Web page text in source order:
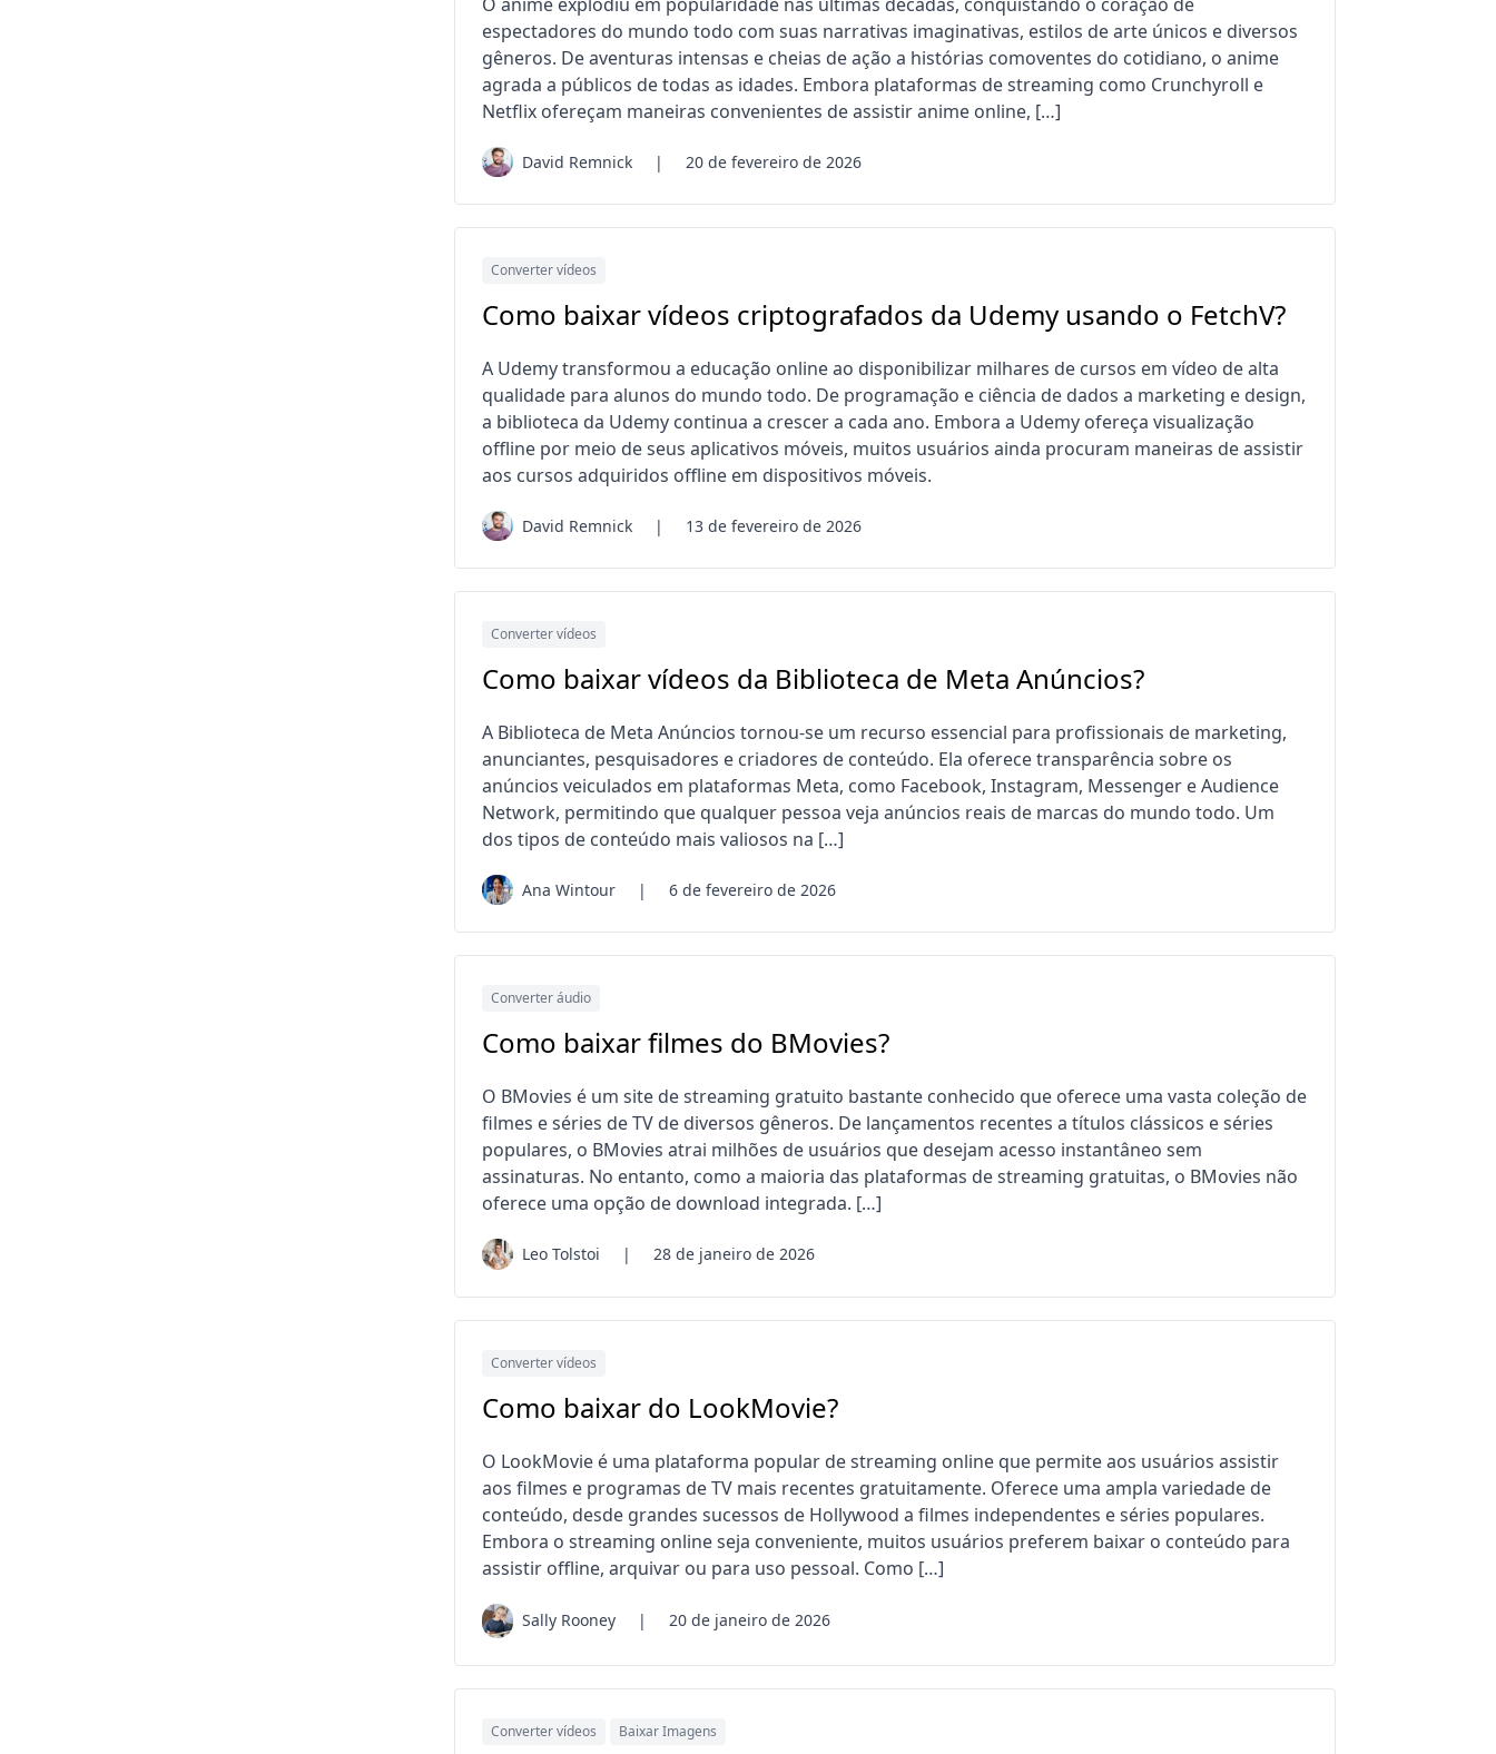
espectadores do mundo todo com suas narrativas imaginativas, estilos de arte únicos e diversos
gêneros. De aventuras intensas e cheias de ação a histórias comoventes do cotidiano, o anime
agrada a públicos de todas as idades. Embora plataformas de streaming como Crunchyroll e
Netflix ofereçam maneiras convenientes de assistir anime online, […]
David Remnick | 20 de fevereiro de 2026
Converter vídeos
Como baixar vídeos criptografados da Udemy usando o FetchV?
A Udemy transformou a educação online ao disponibilizar milhares de cursos em vídeo de alta
qualidade para alunos do mundo todo. De programação e ciência de dados a marketing e design,
a biblioteca da Udemy continua a crescer a cada ano. Embora a Udemy ofereça visualização
offline por meio de seus aplicativos móveis, muitos usuários ainda procuram maneiras de assistir
aos cursos adquiridos offline em dispositivos móveis.
David Remnick | 13 de fevereiro de 2026
Converter vídeos
Como baixar vídeos da Biblioteca de Meta Anúncios?
A Biblioteca de Meta Anúncios tornou-se um recurso essencial para profissionais de marketing,
anunciantes, pesquisadores e criadores de conteúdo. Ela oferece transparência sobre os
anúncios veiculados em plataformas Meta, como Facebook, Instagram, Messenger e Audience
Network, permitindo que qualquer pessoa veja anúncios reais de marcas do mundo todo. Um
dos tipos de conteúdo mais valiosos na […]
Ana Wintour | 6 de fevereiro de 2026
Converter áudio
Como baixar filmes do BMovies?
O BMovies é um site de streaming gratuito bastante conhecido que oferece uma vasta coleção de
filmes e séries de TV de diversos gêneros. De lançamentos recentes a títulos clássicos e séries
populares, o BMovies atrai milhões de usuários que desejam acesso instantâneo sem
assinaturas. No entanto, como a maioria das plataformas de streaming gratuitas, o BMovies não
oferece uma opção de download integrada. […]
Leo Tolstoi | 28 de janeiro de 2026
Converter vídeos
Como baixar do LookMovie?
O LookMovie é uma plataforma popular de streaming online que permite aos usuários assistir
aos filmes e programas de TV mais recentes gratuitamente. Oferece uma ampla variedade de
conteúdo, desde grandes sucessos de Hollywood a filmes independentes e séries populares.
Embora o streaming online seja conveniente, muitos usuários preferem baixar o conteúdo para
assistir offline, arquivar ou para uso pessoal. Como […]
Sally Rooney | 20 de janeiro de 2026
Converter vídeos Baixar Imagens